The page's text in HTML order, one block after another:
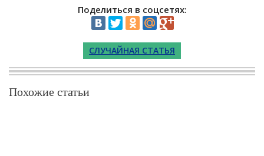
Поделиться в соцсетях:
СЛУЧАЙНАЯ СТАТЬЯ
Похожие статьи